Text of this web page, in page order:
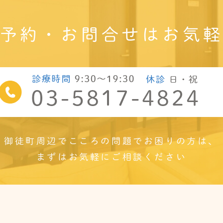
約・お問合せは お気
御徒町周辺で こころの問題でお困りの方は、
まずはお気軽にご相談ください